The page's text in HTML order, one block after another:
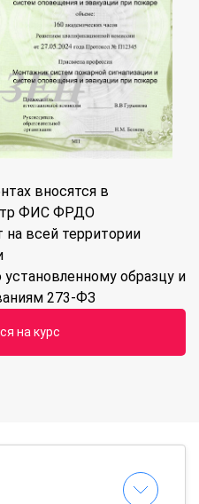
вносятся в
ФИС ФРДО
всей территории
образцу и
273-ФЗ
на курс